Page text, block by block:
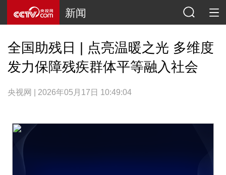
新闻
全国助残日 | 点亮温暖之光 多维度
发力保障残疾群体平等融入社会
央视网 | 2026年05月17日 10:49:04